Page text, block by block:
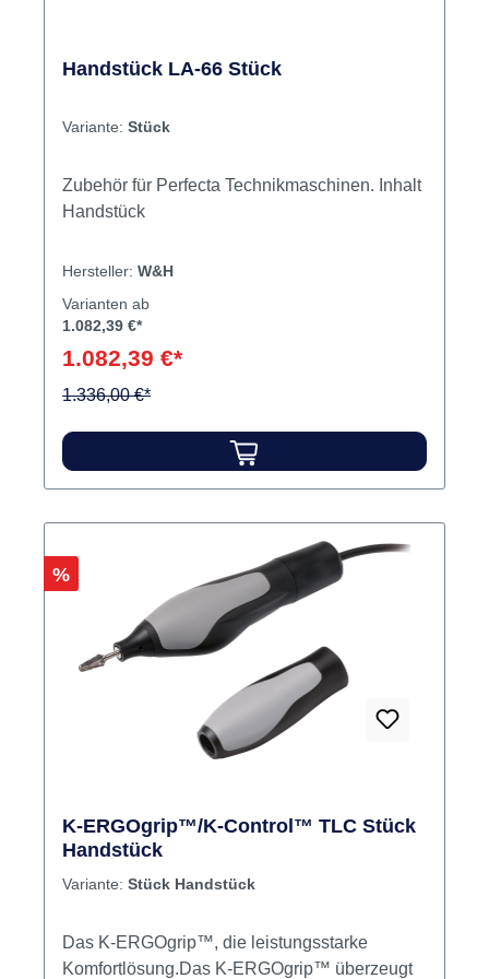
Handstück LA-66 Stück
Variante: Stück
Zubehör für Perfecta Technikmaschinen. Inhalt
Handstück
Hersteller: W&H
Varianten ab
1.082,39 €*
1.082,39 €*
1.336,00 €*
Rabatt
%
K-ERGOgrip™/K-Control™ TLC Stück
Handstück
Variante: Stück Handstück
Das K-ERGOgrip™, die leistungsstarke
Komfortlösung.Das K-ERGOgrip™ überzeugt